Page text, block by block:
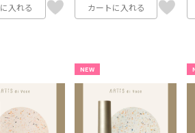
入れる
カートに入れる
NEW